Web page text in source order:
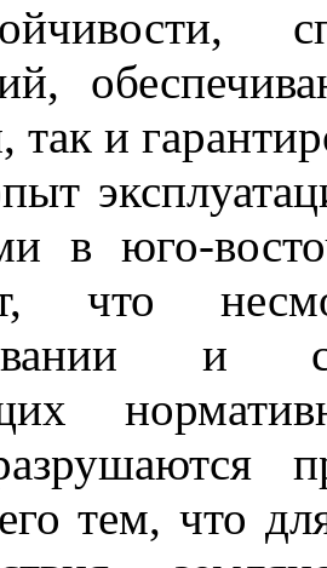
так и
в юго-
что
и
тем, что